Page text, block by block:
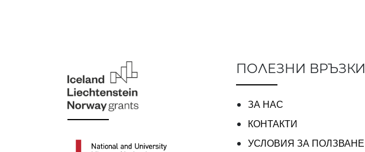
ПОЛЕЗНИ ВРЪЗКИ
ЗА НАС
КОНТАКТИ
УСЛОВИЯ ЗА ПОЛЗВАНЕ